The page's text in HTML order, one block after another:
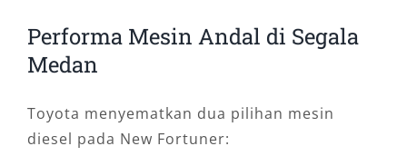
Performa Mesin Andal di Segala
Medan
Toyota menyematkan dua pilihan mesin
diesel pada New Fortuner: